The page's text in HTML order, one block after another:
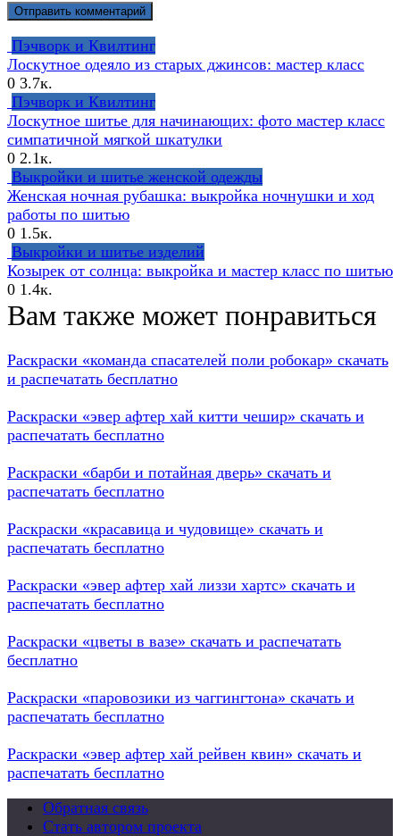
Пэчворк и Квилтинг
Лоскутное одеяло из старых джинсов: мастер класс
0 3.7к.
Пэчворк и Квилтинг
Лоскутное шитье для начинающих: фото мастер класс
симпатичной мягкой шкатулки
0 2.1к.
Выкройки и шитье женской одежды
Женская ночная рубашка: выкройка ночнушки и ход
работы по шитью
0 1.5к.
Выкройки и шитье изделий
Козырек от солнца: выкройка и мастер класс по шитью
0 1.4к.
Вам также может понравиться
Раскраски «команда спасателей поли робокар» скачать
и распечатать бесплатно
Раскраски «эвер афтер хай китти чешир» скачать и
распечатать бесплатно
Раскраски «барби и потайная дверь» скачать и
распечатать бесплатно
Раскраски «красавица и чудовище» скачать и
распечатать бесплатно
Раскраски «эвер афтер хай лиззи хартс» скачать и
распечатать бесплатно
Раскраски «цветы в вазе» скачать и распечатать
бесплатно
Раскраски «паровозики из чаггингтона» скачать и
распечатать бесплатно
Раскраски «эвер афтер хай рейвен квин» скачать и
распечатать бесплатно
Обратная связь
Стать автором проекта